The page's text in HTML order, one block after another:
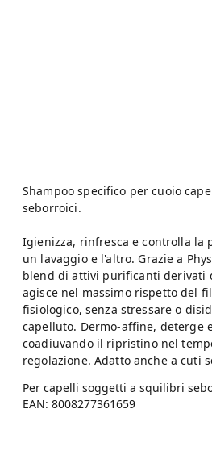
Shampoo specifico per cuoio
seborroici.
Igienizza, rinfresca e controlla la
un lavaggio e l'altro. Grazie a
blend di attivi purificanti derivati
agisce nel massimo rispetto del
fisiologico, senza stressare o
capelluto. Dermo-affine, deterge
coadiuvando il ripristino nel
regolazione. Adatto anche a cuti
Per capelli soggetti a squilibri
EAN: 8008277361659